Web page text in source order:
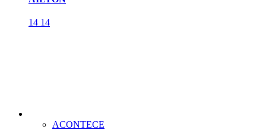
14 14
ACONTECE